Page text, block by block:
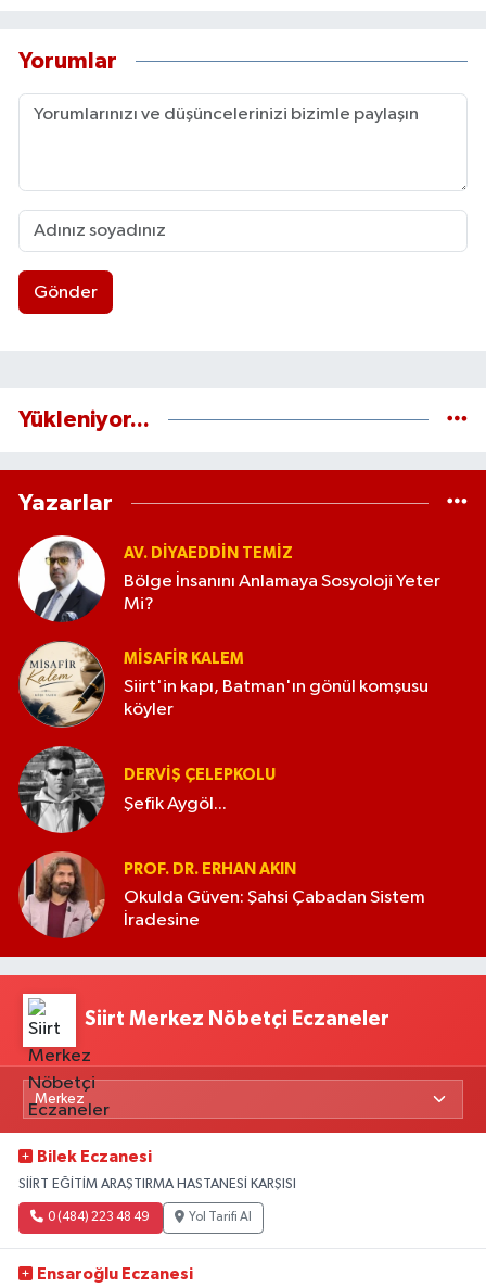
Yorumlar
Gönder
Yükleniyor...
Yazarlar
AV. DIYAEDDIN TEMIZ
Bölge İnsanını Anlamaya Sosyoloji Yeter
Mi?
MISAFIR KALEM
Siirt'in kapı, Batman'ın gönül komşusu
köyler
DERVIŞ ÇELEPKOLU
Şefik Aygöl...
PROF. DR. ERHAN AKIN
Okulda Güven: Şahsi Çabadan Sistem
İradesine
Siirt Merkez Nöbetçi Eczaneler
Bilek Eczanesi
SİİRT EĞİTİM ARAŞTIRMA HASTANESİ KARŞISI
0 (484) 223 48 49 Yol Tarifi Al
Ensaroğlu Eczanesi